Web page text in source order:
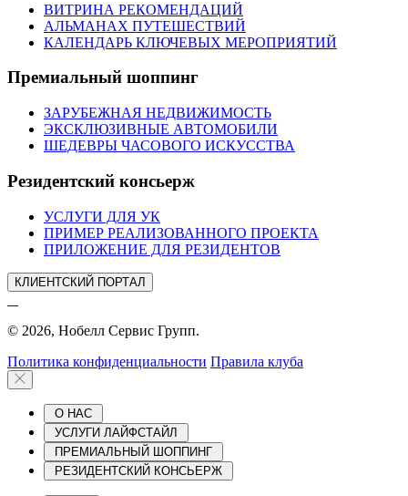
ВИТРИНА РЕКОМЕНДАЦИЙ
АЛЬМАНАХ ПУТЕШЕСТВИЙ
КАЛЕНДАРЬ КЛЮЧЕВЫХ МЕРОПРИЯТИЙ
Премиальный шоппинг
ЗАРУБЕЖНАЯ НЕДВИЖИМОСТЬ
ЭКСКЛЮЗИВНЫЕ АВТОМОБИЛИ
ШЕДЕВРЫ ЧАСОВОГО ИСКУССТВА
Резидентский консьерж
УСЛУГИ ДЛЯ УК
ПРИМЕР РЕАЛИЗОВАННОГО ПРОЕКТА
ПРИЛОЖЕНИЕ ДЛЯ РЕЗИДЕНТОВ
КЛИЕНТСКИЙ ПОРТАЛ
© 2026, Нобелл Сервис Групп.
Политика конфиденциальности Правила клуба
О НАС
УСЛУГИ ЛАЙФСТАЙЛ
ПРЕМИАЛЬНЫЙ ШОППИНГ
РЕЗИДЕНТСКИЙ КОНСЬЕРЖ